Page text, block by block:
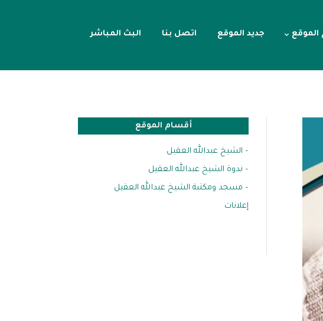
جديد الموقع اتصل بنا البث المباشر
أقسام الموقع
– الشيخ عبدالله العقيل
– ندوة الشيخ عبدالله العقيل
– مسجد ومكتبة الشيخ عبدالله العقيل
إعلانات